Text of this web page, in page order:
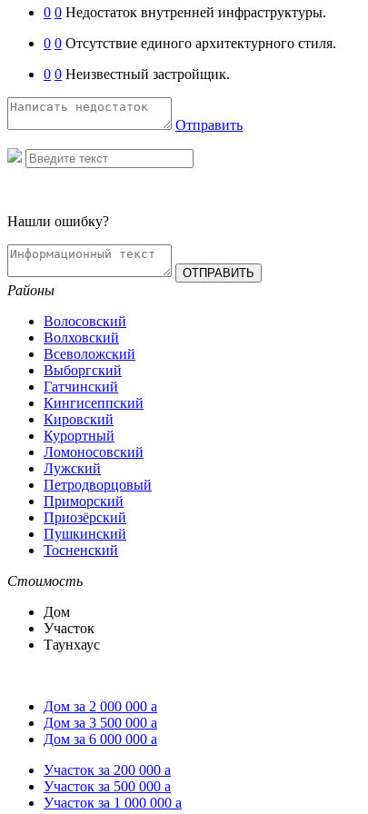
0 0 Недостаток внутренней инфраструктуры.
0 0 Отсутствие единого архитектурного стиля.
0 0 Неизвестный застройщик.
Отправить
Нашли ошибку?
Районы
Волосовский
Волховский
Всеволожский
Выборгский
Гатчинский
Кингисеппский
Кировский
Курортный
Ломоносовский
Лужский
Петродворцовый
Приморский
Приозёрский
Пушкинский
Тосненский
Стоимость
Дом
Участок
Таунхаус
Дом за 2 000 000 a
Дом за 3 500 000 a
Дом за 6 000 000 a
Участок за 200 000 a
Участок за 500 000 a
Участок за 1 000 000 a